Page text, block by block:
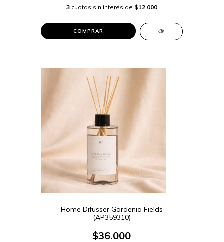
3 cuotas sin interés de $12.000
Home Difusser Gardenia Fields
(AP359310)
$36.000